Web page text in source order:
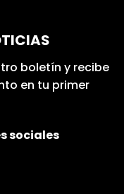
boletín y recibe
en tu primer
sociales